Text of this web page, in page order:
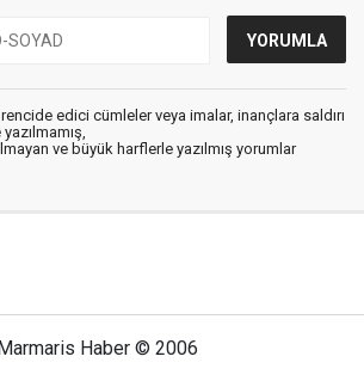
edici cümleler veya imalar, inançlara saldırı
ve büyük harflerle yazılmış yorumlar
Haber © 2006